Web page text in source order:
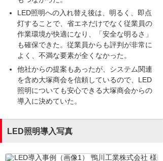
LED照明への入れ替え後は、明るく、即点
灯することで、省エネだけでなく従業員の
作業環境が快適になり、「安全な明るさ」
も確保できた。従業員からも評判が非常に
よく、不満な要素が全くなかった。
他社からの提案もあったが、システム関連
を含め大塚商会を信頼しているので、LED
照明についても安心できる大塚商会からの
導入に決めていた。
LED照明導入写真